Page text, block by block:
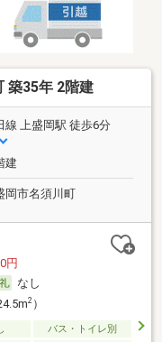
築35年 2階建
線 上盛岡駅 徒歩6分
建
岡市名須川町
円
なし
2）
バス・トイレ別